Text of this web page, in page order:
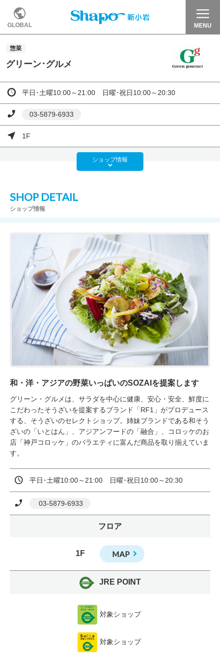
GLOBAL MENU
惣菜
グリーン･グルメ
平日･土曜10:00～21:00 日曜･祝日10:00～20:30
03-5879-6933
1F
ショップ情報
SHOP DETAIL
ショップ情報
和・洋・アジアの野菜いっぱいのSOZAIを提案します
グリーン・グルメは、サラダを中心に健康、安心・安全、鮮度に
こだわったそうざいを提案するブランド「RF1」がプロデュース
する、そうざいのセレクトショップ。姉妹ブランドである和そう
ざいの「いとはん」、アジアンフードの「融合」、コロッケのお
店「神戸コロッケ」のバラエティに富んだ商品を取り揃えていま
す。
平日･土曜10:00～21:00　日曜･祝日10:00～20:30
03-5879-6933
フロア
1F MAP
JRE POINT
対象ショップ
対象ショップ